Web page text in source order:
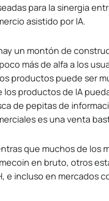
para la sinergia
asistido por IA.
un montón de
más de alfa a los
productos puede ser
los productos de IA
de pepitas de
es una venta
que muchos de los
en bruto, otros
e incluso en mercados